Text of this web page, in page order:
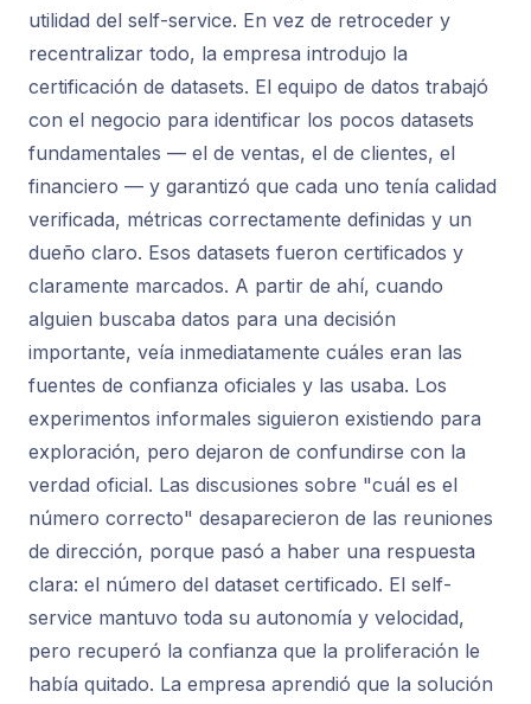
utilidad del self-service. En vez de retroceder y
recentralizar todo, la empresa introdujo la
certificación de datasets. El equipo de datos trabajó
con el negocio para identificar los pocos datasets
fundamentales — el de ventas, el de clientes, el
financiero — y garantizó que cada uno tenía calidad
verificada, métricas correctamente definidas y un
dueño claro. Esos datasets fueron certificados y
claramente marcados. A partir de ahí, cuando
alguien buscaba datos para una decisión
importante, veía inmediatamente cuáles eran las
fuentes de confianza oficiales y las usaba. Los
experimentos informales siguieron existiendo para
exploración, pero dejaron de confundirse con la
verdad oficial. Las discusiones sobre "cuál es el
número correcto" desaparecieron de las reuniones
de dirección, porque pasó a haber una respuesta
clara: el número del dataset certificado. El self-
service mantuvo toda su autonomía y velocidad,
pero recuperó la confianza que la proliferación le
había quitado. La empresa aprendió que la solución